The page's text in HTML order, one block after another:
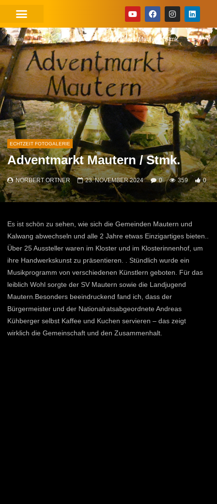
Home Echtzeit Fotogalerie Adventmarkt Mautern / Stmk.
ECHTZEIT FOTOGALERIE
Adventmarkt Mautern / Stmk.
NORBERT ORTNER 23. NOVEMBER 2024 0 359 0
Es ist schön zu sehen, wie sich die Gemeinden Mautern und
Kalwang abwechseln und alle 2 Jahre etwas Einzigartiges bieten..
Über 25 Aussteller waren im Kloster und im Klosterinnenhof, um
ihre Handwerkskunst zu präsentieren. . Stündlich wurde ein
Musikprogramm von verschiedenen Künstlern geboten. Für das
leiblich Wohl sorgte der SV Mautern sowie die Landjugend
Mautern.Besonders beeindruckend fand ich, dass der
Bürgermeister und der Nationalratsabgeordnete Andreas
Kühberger selbst Kaffee und Kuchen servieren – das zeigt
wirklich die Gemeinschaft und den Zusammenhalt.